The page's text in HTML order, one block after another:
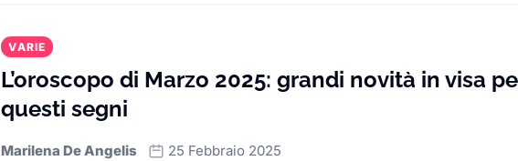
VARIE
L’oroscopo di Marzo 2025: grandi novità in visa
questi segni
Marilena De Angelis 25 Febbraio 2025